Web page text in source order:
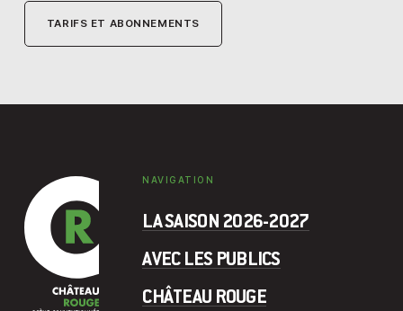
TARIFS ET ABONNEMENTS
NAVIGATION
LA SAISON 2026-2027
AVEC LES PUBLICS
CHÂTEAU ROUGE